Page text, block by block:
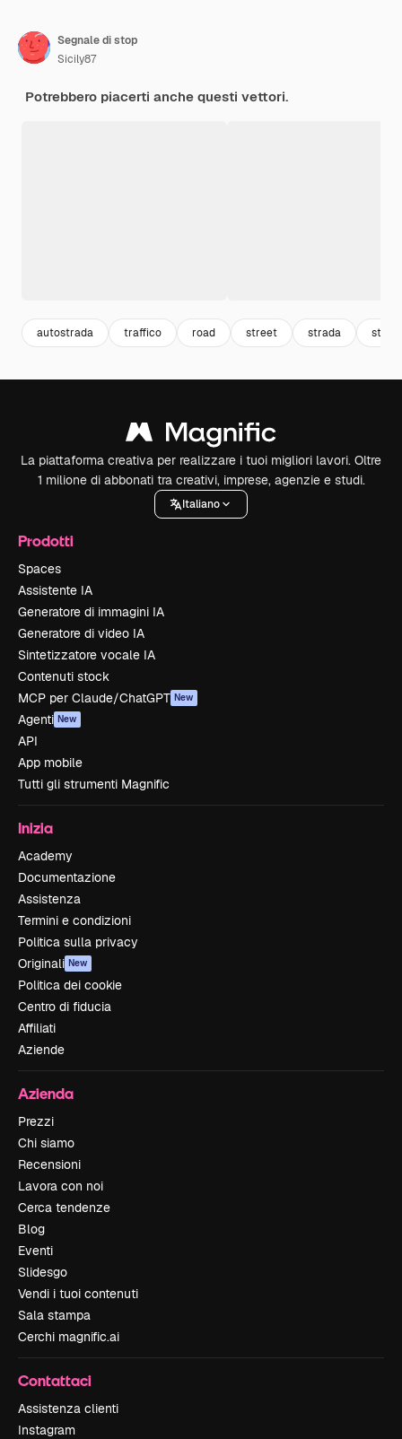
Segnale di stop
Sicily87
Potrebbero piacerti anche questi vettori.
autostrada traffico road street strada stop
La piattaforma creativa per realizzare i tuoi migliori lavori. Oltre
1 milione di abbonati tra creativi, imprese, agenzie e studi.
Italiano
Prodotti
Spaces
Assistente IA
Generatore di immagini IA
Generatore di video IA
Sintetizzatore vocale IA
Contenuti stock
MCP per Claude/ChatGPT New
Agenti New
API
App mobile
Tutti gli strumenti Magnific
Inizia
Academy
Documentazione
Assistenza
Termini e condizioni
Politica sulla privacy
Originali New
Politica dei cookie
Centro di fiducia
Affiliati
Aziende
Azienda
Prezzi
Chi siamo
Recensioni
Lavora con noi
Cerca tendenze
Blog
Eventi
Slidesgo
Vendi i tuoi contenuti
Sala stampa
Cerchi magnific.ai
Contattaci
Assistenza clienti
Instagram